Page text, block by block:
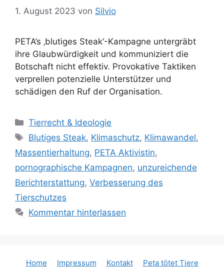
1. August 2023 von Silvio
PETA’s ‚blutiges Steak‘-Kampagne untergräbt
ihre Glaubwürdigkeit und kommuniziert die
Botschaft nicht effektiv. Provokative Taktiken
verprellen potenzielle Unterstützer und
schädigen den Ruf der Organisation.
Kategorien
Tierrecht & Ideologie
Schlagwörter
Blutiges Steak, Klimaschutz, Klimawandel,
Massentierhaltung, PETA Aktivistin,
pornographische Kampagnen, unzureichende
Berichterstattung, Verbesserung des
Tierschutzes
Kommentar hinterlassen
Home Impressum Kontakt
Peta tötet Tiere